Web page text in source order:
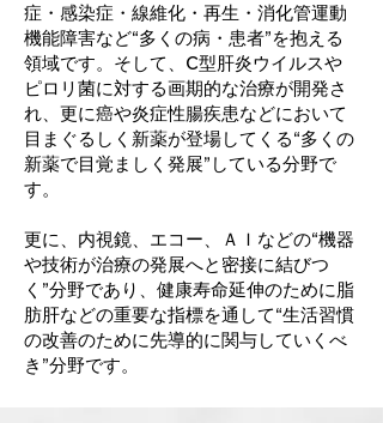
症・感染症・線維化・再生・消化管運動
機能障害など“多くの病・患者”を抱える
領域です。そして、C型肝炎ウイルスや
ピロリ菌に対する画期的な治療が開発さ
れ、更に癌や炎症性腸疾患などにおいて
目まぐるしく新薬が登場してくる“多くの
新薬で目覚ましく発展”している分野で
す。
更に、内視鏡、エコー、ＡＩなどの“機器
や技術が治療の発展へと密接に結びつ
く”分野であり、健康寿命延伸のために脂
肪肝などの重要な指標を通して“生活習慣
の改善のために先導的に関与していくべ
き”分野です。